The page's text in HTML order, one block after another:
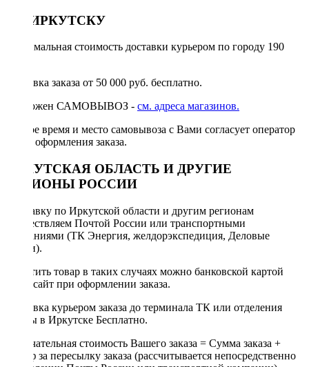
ПО ИРКУТСКУ
Минимальная стоимость доставки курьером по городу 190
Доставка заказа от 50 000 руб. бесплатно.
Возможен САМОВЫВОЗ - см. адреса магазинов.
Точное время и место самовывоза с Вами согласует оператор
после оформления заказа.
ИРКУТСКАЯ ОБЛАСТЬ И ДРУГИЕ
РЕГИОНЫ РОССИИ
Отправку по Иркутской области и другим регионам
осуществляем Почтой России или транспортными
компаниями (ТК Энергия, желдорэкспедиция, Деловые
линии).
Оплатить товар в таких случаях можно банковской картой
через сайт при оформлении заказа.
Доставка курьером заказа до терминала ТК или отделения
Почты в Иркутске Бесплатно.
Окончательная стоимость Вашего заказа = Сумма заказа +
Тариф за пересылку заказа (рассчитывается непосредственно